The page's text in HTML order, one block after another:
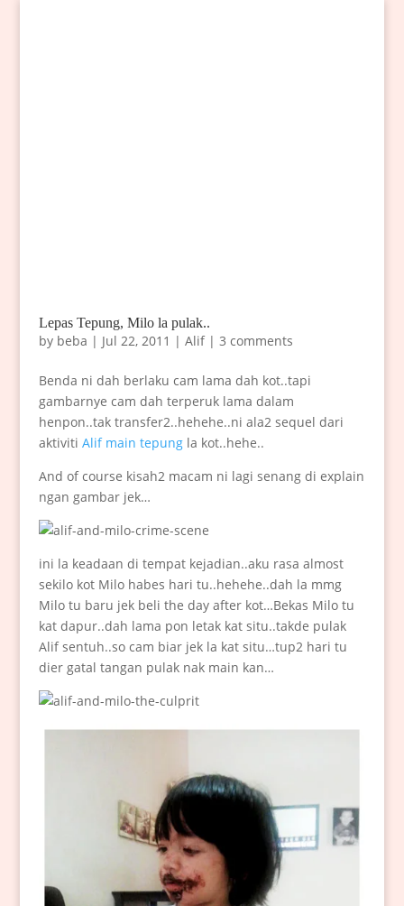
Lepas Tepung, Milo la pulak..
by beba | Jul 22, 2011 | Alif| 3 comments
Benda ni dah berlaku cam lama dah kot..tapi
gambarnye cam dah terperuk lama dalam
henpon..tak transfer2..hehehe..ni ala2 sequel dari
aktiviti Alif main tepung la kot..hehe..
And of course kisah2 macam ni lagi senang di explain
ngan gambar jek…
ini la keadaan di tempat kejadian..aku rasa almost
sekilo kot Milo habes hari tu..hehehe..dah la mmg
Milo tu baru jek beli the day after kot…Bekas Milo tu
kat dapur..dah lama pon letak kat situ..takde pulak
Alif sentuh..so cam biar jek la kat situ…tup2 hari tu
dier gatal tangan pulak nak main kan…